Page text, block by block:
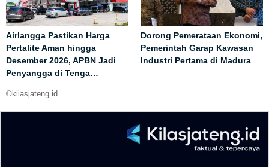
Airlangga Pastikan Harga
Pertalite Aman hingga
Desember 2026, APBN Jadi
Penyangga di Tenga…
Dorong Pemerataan Ekonomi,
Pemerintah Garap Kawasan
Industri Pertama di Madura
©kilasjateng.id